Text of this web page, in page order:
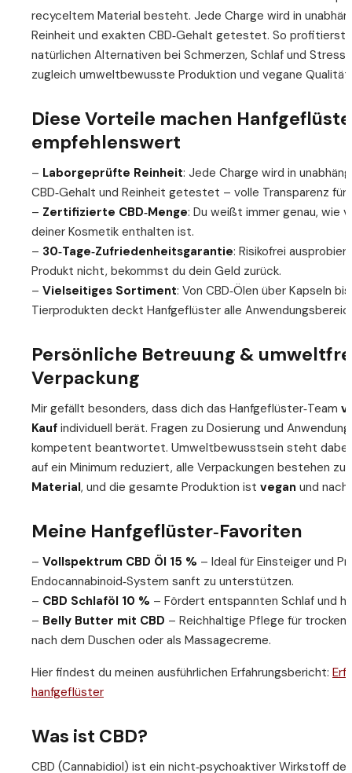
recyceltem Material besteht. Jede Charge wird in
Reinheit und exakten CBD‑Gehalt getestet. So profitierst
natürlichen Alternativen bei Schmerzen, Schlaf und
zugleich umweltbewusste Produktion und vegane Qualität
Diese Vorteile machen
empfehlenswert
– Laborgeprüfte Reinheit: Jede Charge wird in
CBD‑Gehalt und Reinheit getestet – volle Transparenz für
– Zertifizierte CBD‑Menge: Du weißt immer genau, wie
deiner Kosmetik enthalten ist.
– 30‑Tage‑Zufriedenheitsgarantie: Risikofrei
Produkt nicht, bekommst du dein Geld zurück.
– Vielseitiges Sortiment: Von CBD‑Ölen über Kapseln
Tierprodukten deckt Hanfgeflüster alle
Persönliche Betreuung &
Verpackung
Mir gefällt besonders, dass dich das Hanfgeflüster‑Team
Kauf individuell berät. Fragen zu Dosierung und
kompetent beantwortet. Umweltbewusstsein steht dabei
auf ein Minimum reduziert, alle Verpackungen bestehen zu
Material, und die gesamte Produktion ist vegan und
Meine Hanfgeflüster‑Favoriten
– Vollspektrum CBD Öl 15 % – Ideal für Einsteiger und
Endocannabinoid‑System sanft zu unterstützen.
– CBD Schlaföl 10 % – Fördert entspannten Schlaf und
– Belly Butter mit CBD – Reichhaltige Pflege für
nach dem Duschen oder als Massagecreme.
Hier findest du meinen ausführlichen Erfahrungsbericht:
hanfgeflüster
Was ist CBD?
CBD (Cannabidiol) ist ein nicht‑psychoaktiver Wirkstoff